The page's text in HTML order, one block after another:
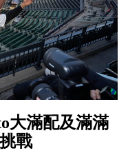
大滿配及滿滿
戰